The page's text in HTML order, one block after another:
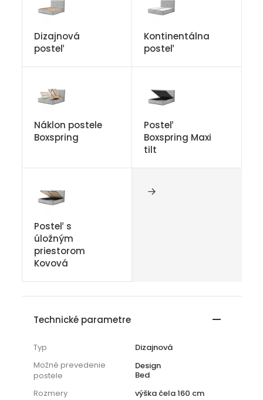
Dizajnová
posteľ
Kontinentálna
posteľ
Náklon postele
Boxspring
Posteľ
Boxspring Maxi
tilt
Posteľ s
úložným
priestorom
Kovová
Technické parametre
Typ
Dizajnová
Možné prevedenie
postele
Design
Bed
Rozmery
výška čela 160 cm